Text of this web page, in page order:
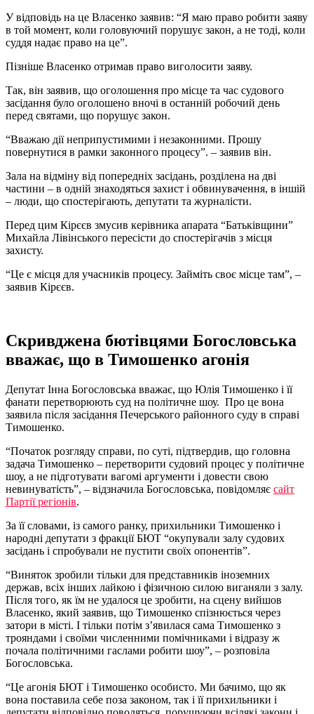
У відповідь на це Власенко заявив: “Я маю право робити заяву
в той момент, коли головуючий порушує закон, а не тоді, коли
суддя надає право на це”.
Пізніше Власенко отримав право виголосити заяву.
Так, він заявив, що оголошення про місце та час судового
засідання було оголошено вночі в останній робочий день
перед святами, що порушує закон.
“Вважаю дії неприпустимими і незаконними. Прошу
повернутися в рамки законного процесу”. – заявив він.
Зала на відміну від попередніх засідань, розділена на дві
частини – в одній знаходяться захист і обвинувачення, в іншій
– люди, що спостерігають, депутати та журналісти.
Перед цим Кірєєв змусив керівника апарата “Батьківщини”
Михайла Лівінського пересісти до спостерігачів з місця
захисту.
“Це є місця для учасників процесу. Займіть своє місце там”, –
заявив Кірєєв.
Скривджена бютівцями Богословська
вважає, що в Тимошенко агонія
Депутат Інна Богословська вважає, що Юлія Тимошенко і її
фанати перетворюють суд на політичне шоу. Про це вона
заявила після засідання Печерського районного суду в справі
Тимошенко.
“Початок розгляду справи, по суті, підтвердив, що головна
задача Тимошенко – перетворити судовий процес у політичне
шоу, а не підготувати вагомі аргументи і довести свою
невинуватість”, – відзначила Богословська, повідомляє сайт
Партії регіонів.
За її словами, із самого ранку, прихильники Тимошенко і
народні депутати з фракції БЮТ “окупували залу судових
засідань і спробували не пустити своїх опонентів”.
“Виняток зробили тільки для представників іноземних
держав, всіх інших лайкою і фізичною силою виганяли з залу.
Після того, як їм не удалося це зробити, на сцену вийшов
Власенко, який заявив, що Тимошенко спізнюється через
затори в місті. І тільки потім з’явилася сама Тимошенко з
трояндами і своїми численними помічниками і відразу ж
почала політичними гаслами робити шоу”, – розповіла
Богословська.
“Це агонія БЮТ і Тимошенко особисто. Ми бачимо, що як
вона поставила себе поза законом, так і її прихильники і